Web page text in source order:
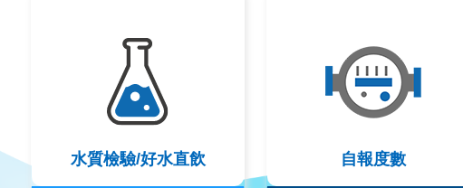
水質檢驗/好水直飲 自報度數